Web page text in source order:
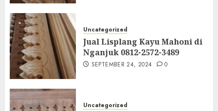
Uncategorized
Jual Lisplang Kayu Mahoni di
Nganjuk 0812-2572-3489
SEPTEMBER 24, 2024 0
Uncategorized